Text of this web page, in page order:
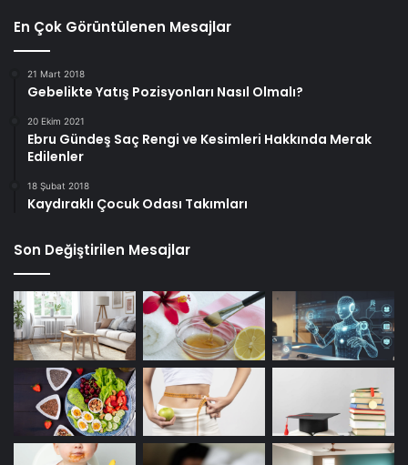
En Çok Görüntülenen Mesajlar
21 Mart 2018
Gebelikte Yatış Pozisyonları Nasıl Olmalı?
20 Ekim 2021
Ebru Gündeş Saç Rengi ve Kesimleri Hakkında Merak
Edilenler
18 Şubat 2018
Kaydıraklı Çocuk Odası Takımları
Son Değiştirilen Mesajlar